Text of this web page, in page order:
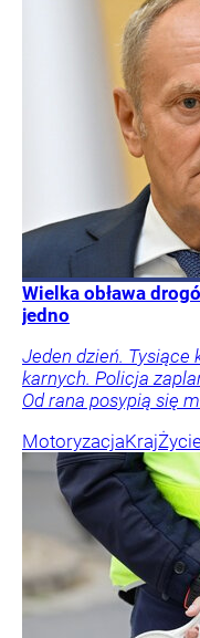
Wielka obława
jedno
Jeden dzień. Tysiące
karnych. Policja
Od rana posypią się
MotoryzacjaKraj